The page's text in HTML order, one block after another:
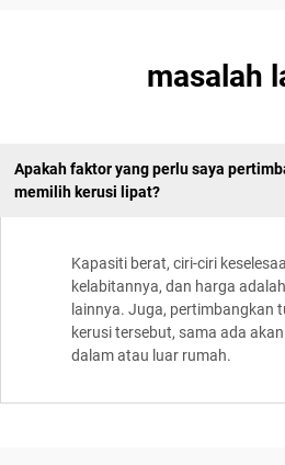
masalah
Apakah faktor yang perlu saya
memilih kerusi lipat?
Kapasiti berat, ciri-ciri
kelabitannya, dan harga
lainnya. Juga, pertimbangkan
kerusi tersebut, sama ada
dalam atau luar rumah.